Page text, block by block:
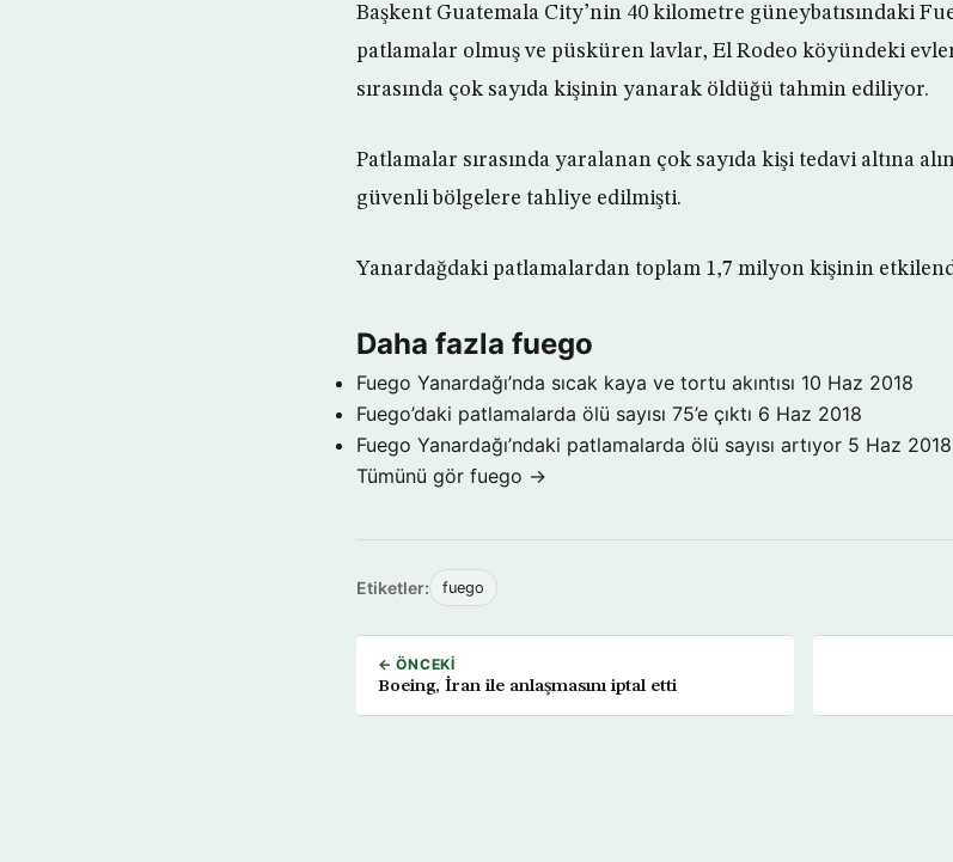
Başkent Guatemala City’nin 40 kilometre güneybatısındaki
patlamalar olmuş ve püsküren lavlar, El Rodeo köyündeki
sırasında çok sayıda kişinin yanarak öldüğü tahmin ediliyor.
Patlamalar sırasında yaralanan çok sayıda kişi tedavi altına
güvenli bölgelere tahliye edilmişti.
Yanardağdaki patlamalardan toplam 1,7 milyon kişinin
Daha fazla fuego
Fuego Yanardağı’nda sıcak kaya ve tortu akıntısı 10 Haz 2018
Fuego’daki patlamalarda ölü sayısı 75’e çıktı 6 Haz 2018
Fuego Yanardağı’ndaki patlamalarda ölü sayısı artıyor 5 Haz 2018
Tümünü gör fuego →
Etiketler: fuego
← ÖNCEKI
Boeing, İran ile anlaşmasını iptal etti